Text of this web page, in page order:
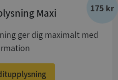
175 kr
Maxi
ger dig maximalt med